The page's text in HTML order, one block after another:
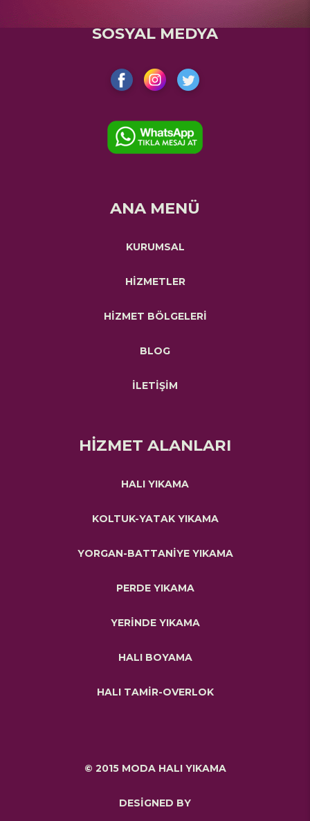
SOSYAL MEDYA
ANA MENÜ
KURUMSAL
HİZMETLER
HİZMET BÖLGELERİ
BLOG
İLETİŞİM
HİZMET ALANLARI
HALI YIKAMA
KOLTUK-YATAK YIKAMA
YORGAN-BATTANİYE YIKAMA
PERDE YIKAMA
YERİNDE YIKAMA
HALI BOYAMA
HALI TAMİR-OVERLOK
© 2015 MODA HALI YIKAMA
DESİGNED BY